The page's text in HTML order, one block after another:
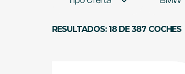
RESULTADOS: 18 DE 387 COCHES